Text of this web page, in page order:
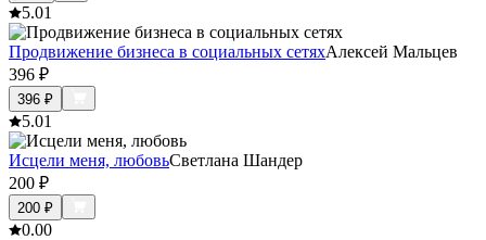
5.01
Продвижение бизнеса в социальных сетяхАлексей Мальцев
396 ₽
396 ₽
5.01
Исцели меня, любовьСветлана Шандер
200 ₽
200 ₽
0.00